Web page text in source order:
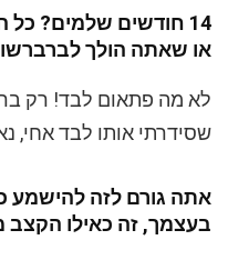
14 חודשים שלמים?
או שאתה הולך
לא מה פתאום לבד! רק
שסידרתי אותו לבד אחי,
אתה גורם לזה להישמע
בעצמך, זה כאילו הקצב